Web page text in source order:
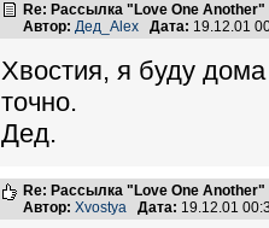
Re: Рассылка "Love One Another"
Автор: Дед_Alex Дата: 19.12.01
Хвостия, я буду дома
точно.
Дед.
Re: Рассылка "Love One Another"
Автор: Xvostya Дата: 19.12.01